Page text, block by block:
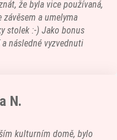
že byla vice používaná,
a umelyma
stolek :-) Jako bonus
následné vyzvednuti
N.
kulturním domě, bylo